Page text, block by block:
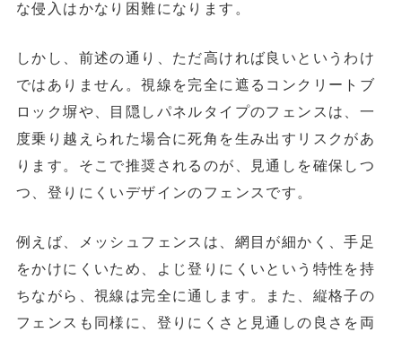
な侵入はかなり困難になります。
しかし、前述の通り、ただ高ければ良いというわけ
ではありません。視線を完全に遮るコンクリートブ
ロック塀や、目隠しパネルタイプのフェンスは、 一
度乗り越えられた場合に死角を生み出すリスク があ
ります。そこで推奨されるのが、
見通しを確保しつ
つ、登りにくいデザインのフェンスです。
例えば、 メッシュフェンス は、網目が細かく、手足
をかけにくいため、よじ登りにくいという特性を持
ちながら、視線は完全に通します。また、 縦格子の
フェンス も同様に、登りにくさと見通しの良さを両